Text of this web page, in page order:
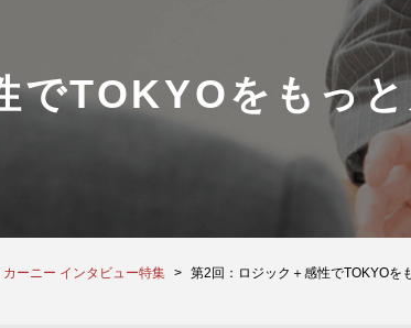
でTOKYOをもっ
カーニー インタビュー特集 第2回：ロジック＋感性でTOKYOを